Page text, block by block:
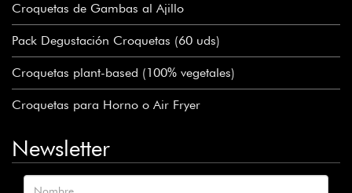
Croquetas de Gambas al Ajillo
Pack Degustación Croquetas (60 uds)
Croquetas plant-based (100% vegetales)
Croquetas para Horno o Air Fryer
Newsletter
Nombre